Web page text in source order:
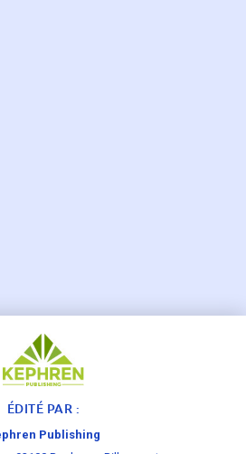
ÉDITÉ PAR :
Publishing